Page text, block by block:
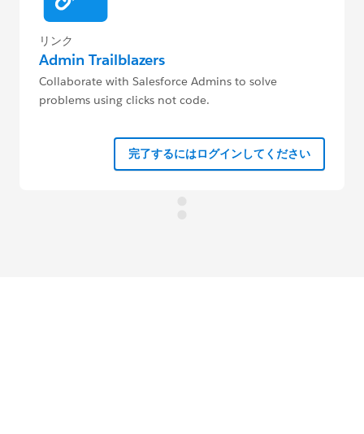
リンク
Admin Trailblazers
Collaborate with Salesforce Admins to solve
problems using clicks not code.
完了するにはログインしてください